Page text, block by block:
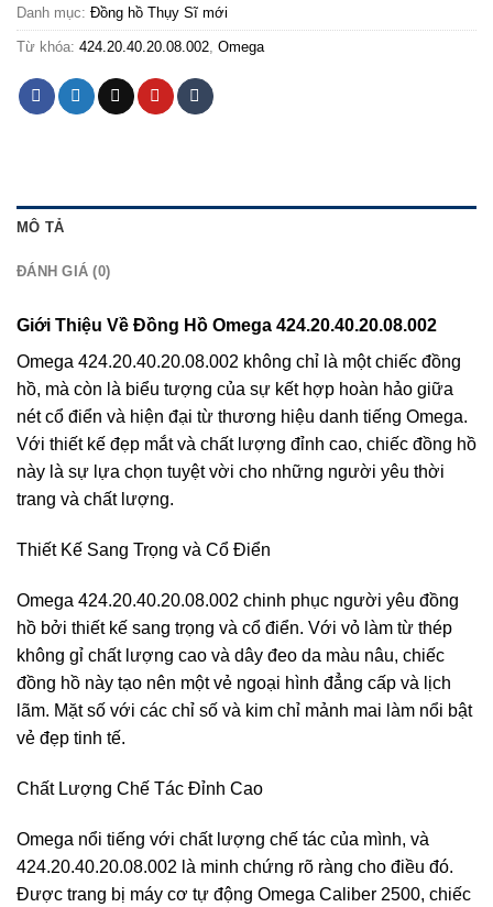
Danh mục: Đồng hồ Thụy Sĩ mới
Từ khóa: 424.20.40.20.08.002, Omega
MÔ TẢ
ĐÁNH GIÁ (0)
Giới Thiệu Về Đồng Hồ Omega 424.20.40.20.08.002
Omega 424.20.40.20.08.002 không chỉ là một chiếc đồng
hồ, mà còn là biểu tượng của sự kết hợp hoàn hảo giữa
nét cổ điển và hiện đại từ thương hiệu danh tiếng Omega.
Với thiết kế đẹp mắt và chất lượng đỉnh cao, chiếc đồng hồ
này là sự lựa chọn tuyệt vời cho những người yêu thời
trang và chất lượng.
Thiết Kế Sang Trọng và Cổ Điển
Omega 424.20.40.20.08.002 chinh phục người yêu đồng
hồ bởi thiết kế sang trọng và cổ điển. Với vỏ làm từ thép
không gỉ chất lượng cao và dây đeo da màu nâu, chiếc
đồng hồ này tạo nên một vẻ ngoại hình đẳng cấp và lịch
lãm. Mặt số với các chỉ số và kim chỉ mảnh mai làm nổi bật
vẻ đẹp tinh tế.
Chất Lượng Chế Tác Đỉnh Cao
Omega nổi tiếng với chất lượng chế tác của mình, và
424.20.40.20.08.002 là minh chứng rõ ràng cho điều đó.
Được trang bị máy cơ tự động Omega Caliber 2500, chiếc